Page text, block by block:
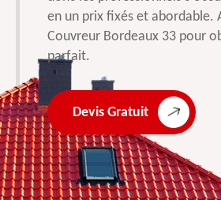
en un prix fixés et abordable.
Couvreur Bordeaux 33 pour
parfait.
Devis Gratuit